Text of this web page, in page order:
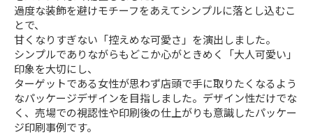
過度な装飾を避けモチーフをあえてシンプルに落とし込むこ
とで、
甘くなりすぎない「控えめな可愛さ」を演出しました。
シンプルでありながらもどこか心がときめく「大人可愛い」
印象を大切にし、
ターゲットである女性が思わず店頭で手に取りたくなるよう
なパッケージデザインを目指しました。デザイン性だけでな
く、売場での視認性や印刷後の仕上がりも意識したパッケー
ジ印刷事例です。